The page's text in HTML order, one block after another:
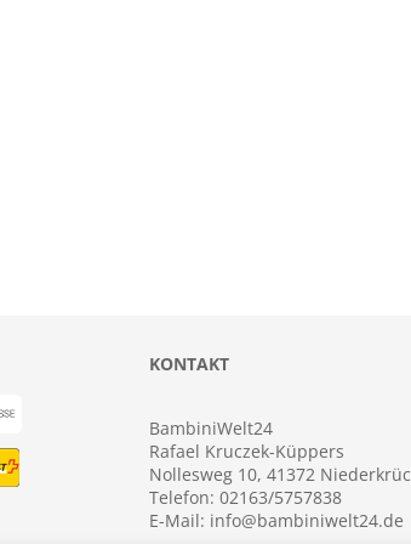
KONTAKT
BambiniWelt24
Rafael Kruczek-Küppers
Nollesweg 10, 41372
Telefon: 02163/5757838
E-Mail: info@bambiniwelt24.de